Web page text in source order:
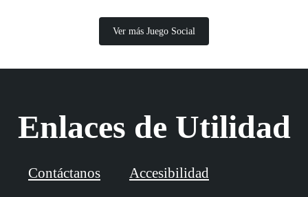
Ver más Juego Social
Enlaces de Utilidad
Contáctanos Accesibilidad